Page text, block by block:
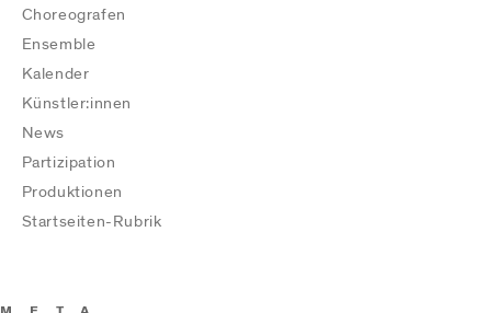
Choreografen
Ensemble
Kalender
Künstler:innen
News
Partizipation
Produktionen
Startseiten-Rubrik
META